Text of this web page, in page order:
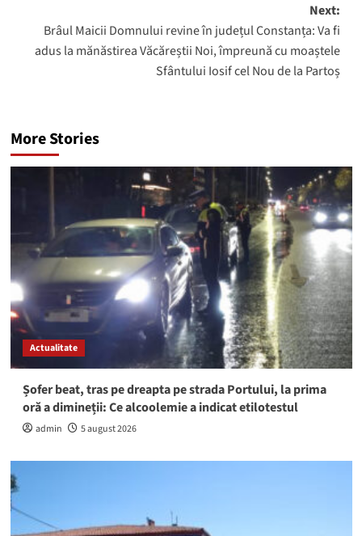
Next:
Brâul Maicii Domnului revine în județul Constanța: Va fi
adus la mănăstirea Văcăreștii Noi, împreună cu moaștele
Sfântului Iosif cel Nou de la Partoș
More Stories
Actualitate
Șofer beat, tras pe dreapta pe strada Portului, la prima
oră a dimineții: Ce alcoolemie a indicat etilotestul
admin 5 august 2026